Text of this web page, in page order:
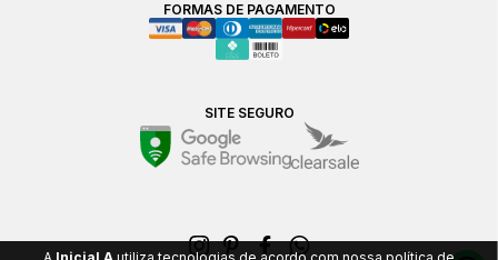
FORMAS DE PAGAMENTO
SITE SEGURO